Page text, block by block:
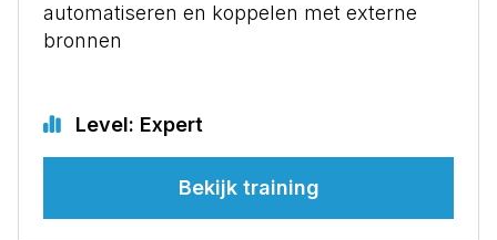
automatiseren en koppelen met externe
bronnen
Level: Expert
Bekijk training